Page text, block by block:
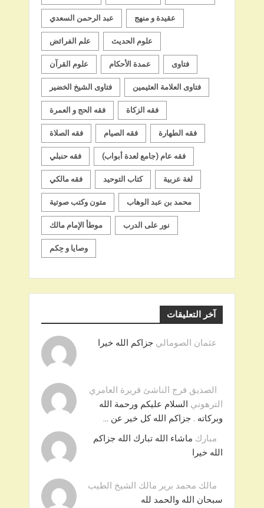
عبد الرحمن السعدي عقيدة و منهج
علم الفرائض علوم الحديث
علوم القرآن عمدة الأحكام فتاوى
فتاوى الشيخ الخضير فتاوى العلامة العثيمين
فقه الحج و العمرة فقه الزكاة
فقه الصلاة فقه الصيام فقه الطهارة
فقه حنبلي فقه عام (جامع لعدة أبواب)
فقه مالكي كتاب التوحيد لغة عربية
متون وكتب صوتية محمد بن عبد الوهاب
موطأ الإمام مالك نور على الدرب
وصايا و حِكم
آخر التعليقات
عثمان الصومالي جزاكم الله خيرا
الصديق فرج الناشئ قريرة العامري
الترهوني السلام عليكم ورحمة الله
وبركاته . جزاكم الله كل خير عن …
مبارك ماشاء الله تبارك الله جزاكم
الله خيرا
مالك محمد برير مالك الشيخ الطيب
سبحان الله والحمد لله